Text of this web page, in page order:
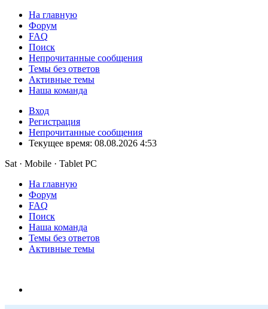
На главную
Форум
FAQ
Поиск
Непрочитанные сообщения
Темы без ответов
Активные темы
Наша команда
Вход
Регистрация
Непрочитанные сообщения
Текущее время: 08.08.2026 4:53
Sat · Mobile · Tablet PC
На главную
Форум
FAQ
Поиск
Наша команда
Темы без ответов
Активные темы